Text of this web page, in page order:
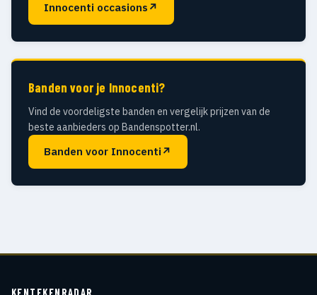
Innocenti occasions ↗
Banden voor je Innocenti?
Vind de voordeligste banden en vergelijk prijzen van de
beste aanbieders op Bandenspotter.nl.
Banden voor Innocenti ↗